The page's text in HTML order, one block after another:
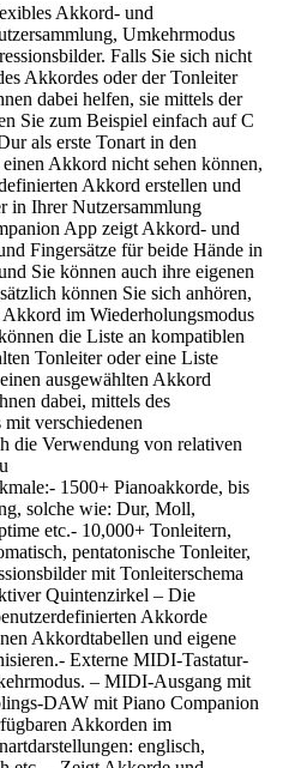
Akkord- und
Umkehrmodus
Falls Sie sich nicht
Akkordes oder der Tonleiter
dabei helfen, sie mittels der
Sie zum Beispiel einfach auf C
als erste Tonart in den
Akkord nicht sehen können,
Akkord erstellen und
in Ihrer Nutzersammlung
App zeigt Akkord- und
Fingersätze für beide Hände in
Sie können auch ihre eigenen
können Sie sich anhören,
im Wiederholungsmodus
die Liste an kompatiblen
Tonleiter oder eine Liste
ausgewählten Akkord
dabei, mittels des
verschiedenen
die Verwendung von relativen
1500+ Pianoakkorde, bis
solche wie: Dur, Moll,
etc.- 10,000+ Tonleitern,
pentatonische Tonleiter,
mit Tonleiterschema
Quintenzirkel – Die
Akkorde
Akkordtabellen und eigene
Externe MIDI-Tastatur-
– MIDI-Ausgang mit
DAW mit Piano Companion
Akkorden im
englisch,